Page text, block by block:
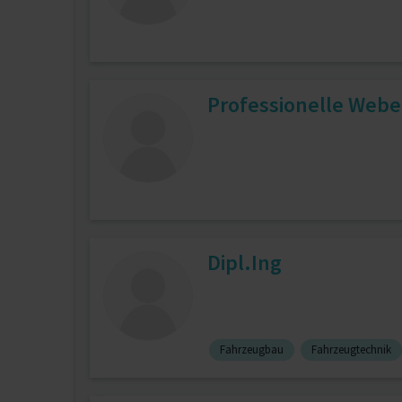
Professionelle
Dipl.Ing
Fahrzeugbau Fahrzeugtechnik